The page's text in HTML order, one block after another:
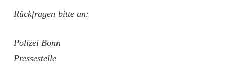
Rückfragen bitte an:
Polizei Bonn
Pressestelle